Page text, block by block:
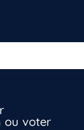
ou voter